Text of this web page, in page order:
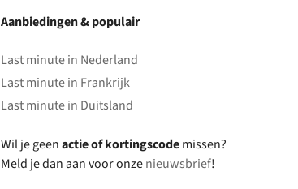
Aanbiedingen & populair
Last minute in Nederland
Last minute in Frankrijk
Last minute in Duitsland
Wil je geenactie of kortingscodemissen?
Meld je dan aan voor onzenieuwsbrief!